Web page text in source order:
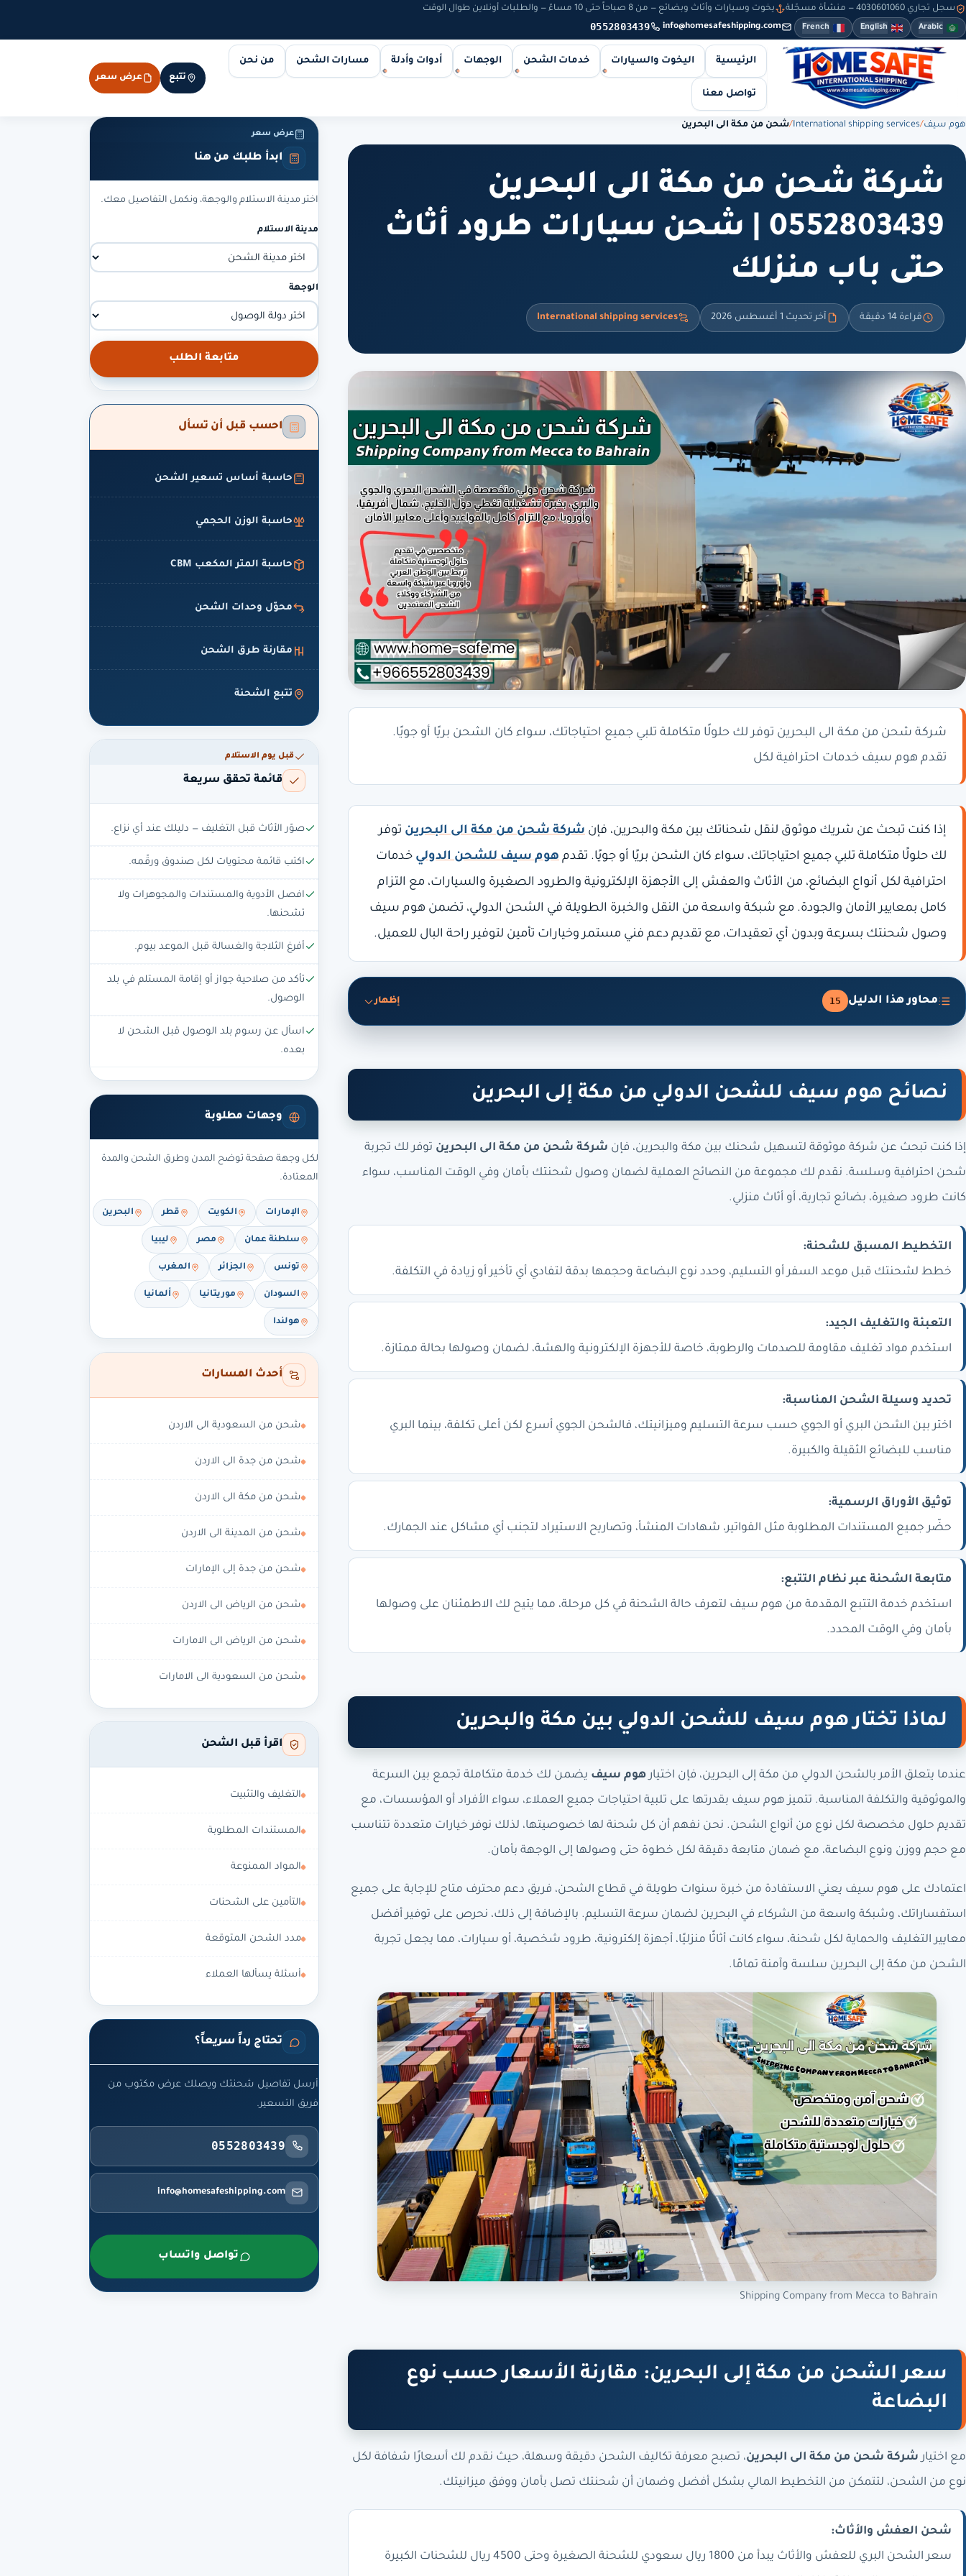
سجل تجاري 4030601060 — منشأة مسجّلة يخوت وسيارات وأثاث وبضائع — من 8 صباحاً حتى 10 مساءً — والطلبات أونلاين طوال الوقت
Arabic
English
French
info@homesafeshipping.com
0552803439
الرئيسية اليخوت والسيارات خدمات الشحن الوجهات أدوات وأدلة مسارات الشحن من نحن
تواصل معنا
تتبع عرض سعر
هوم سيف/
International shipping services
/شحن من مكة الى البحرين
شركة شحن من مكة الى البحرين
0552803439 | شحن سيارات طرود أثاث
حتى باب منزلك
قراءة 14 دقيقة آخر تحديث 1 أغسطس 2026 International shipping services
شركة شحن من مكة الى البحرين توفر لك حلولًا متكاملة تلبي جميع احتياجاتك، سواء كان الشحن بريًا أو جويًا.
تقدم هوم سيف خدمات احترافية لكل
إذا كنت تبحث عن شريك موثوق لنقل شحناتك بين مكة والبحرين، فإن شركة شحن من مكة الى البحرين توفر
لك حلولًا متكاملة تلبي جميع احتياجاتك، سواء كان الشحن بريًا أو جويًا. تقدم هوم سيف للشحن الدولي خدمات
احترافية لكل أنواع البضائع، من الأثاث والعفش إلى الأجهزة الإلكترونية والطرود الصغيرة والسيارات، مع التزام
كامل بمعايير الأمان والجودة. مع شبكة واسعة من النقل والخبرة الطويلة في الشحن الدولي، تضمن هوم سيف
وصول شحنتك بسرعة وبدون أي تعقيدات، مع تقديم دعم فني مستمر وخيارات تأمين لتوفير راحة البال للعميل.
محاور هذا الدليل 15 إظهار
نصائح هوم سيف للشحن الدولي من مكة إلى البحرين
إذا كنت تبحث عن شركة موثوقة لتسهيل شحنك بين مكة والبحرين، فإن شركة شحن من مكة الى البحرين توفر لك تجربة
شحن احترافية وسلسة. نقدم لك مجموعة من النصائح العملية لضمان وصول شحنتك بأمان وفي الوقت المناسب، سواء
كانت طرود صغيرة، بضائع تجارية، أو أثاث منزلي.
التخطيط المسبق للشحنة:
خطط لشحنتك قبل موعد السفر أو التسليم، وحدد نوع البضاعة وحجمها بدقة لتفادي أي تأخير أو زيادة في التكلفة.
التعبئة والتغليف الجيد:
استخدم مواد تغليف مقاومة للصدمات والرطوبة، خاصة للأجهزة الإلكترونية والهشة، لضمان وصولها بحالة ممتازة.
تحديد وسيلة الشحن المناسبة:
اختر بين الشحن البري أو الجوي حسب سرعة التسليم وميزانيتك، فالشحن الجوي أسرع لكن أعلى تكلفة، بينما البري
مناسب للبضائع الثقيلة والكبيرة.
توثيق الأوراق الرسمية:
حضّر جميع المستندات المطلوبة مثل الفواتير، شهادات المنشأ، وتصاريح الاستيراد لتجنب أي مشاكل عند الجمارك.
متابعة الشحنة عبر نظام التتبع:
استخدم خدمة التتبع المقدمة من هوم سيف لتعرف حالة الشحنة في كل مرحلة، مما يتيح لك الاطمئنان على وصولها
بأمان وفي الوقت المحدد.
لماذا تختار هوم سيف للشحن الدولي بين مكة والبحرين
عندما يتعلق الأمر بالشحن الدولي من مكة إلى البحرين، فإن اختيار هوم سيف يضمن لك خدمة متكاملة تجمع بين السرعة
والموثوقية والتكلفة المناسبة. تتميز هوم سيف بقدرتها على تلبية احتياجات جميع العملاء، سواء الأفراد أو المؤسسات، مع
تقديم حلول مخصصة لكل نوع من أنواع الشحن. نحن نفهم أن كل شحنة لها خصوصيتها، لذلك نوفر خيارات متعددة تتناسب
مع حجم ووزن ونوع البضاعة، مع ضمان متابعة دقيقة لكل خطوة حتى وصولها إلى الوجهة بأمان.
اعتمادك على هوم سيف يعني الاستفادة من خبرة سنوات طويلة في قطاع الشحن، فريق دعم محترف متاح للإجابة على جميع
استفساراتك، وشبكة واسعة من الشركاء في البحرين لضمان سرعة التسليم. بالإضافة إلى ذلك، نحرص على توفير أفضل
معايير التغليف والحماية لكل شحنة، سواء كانت أثاثًا منزليًا، أجهزة إلكترونية، طرود شخصية، أو سيارات، مما يجعل تجربة
الشحن من مكة إلى البحرين سلسة وآمنة تمامًا.
Shipping Company from Mecca to Bahrain
سعر الشحن من مكة إلى البحرين: مقارنة الأسعار حسب نوع
البضاعة
مع اختيار شركة شحن من مكة الى البحرين، تصبح معرفة تكاليف الشحن دقيقة وسهلة، حيث نقدم لك أسعارًا شفافة لكل
نوع من الشحن، لتتمكن من التخطيط المالي بشكل أفضل وضمان أن شحنتك تصل بأمان ووفق ميزانيتك.
شحن العفش والأثاث:
سعر الشحن البري للعفش والأثاث يبدأ من 1800 ريال سعودي للشحنة الصغيرة وحتى 4500 ريال للشحنات الكبيرة
عرض سعر
ابدأ طلبك من هنا
اختر مدينة الاستلام والوجهة، ونكمل التفاصيل معك.
مدينة الاستلام
الوجهة
متابعة الطلب
احسب قبل أن تسأل
حاسبة أساس تسعير الشحن
حاسبة الوزن الحجمي
حاسبة المتر المكعب CBM
محوّل وحدات الشحن
مقارنة طرق الشحن
تتبع الشحنة
قبل يوم الاستلام
قائمة تحقق سريعة
صوّر الأثاث قبل التغليف — دليلك عند أي نزاع.
اكتب قائمة محتويات لكل صندوق ورقّمه.
افصل الأدوية والمستندات والمجوهرات ولا
تشحنها.
أفرغ الثلاجة والغسالة قبل الموعد بيوم.
تأكد من صلاحية جواز أو إقامة المستلم في بلد
الوصول.
اسأل عن رسوم بلد الوصول قبل الشحن لا
بعده.
وجهات مطلوبة
لكل وجهة صفحة توضح المدن وطرق الشحن والمدة
المعتادة.
الإمارات الكويت قطر البحرين
سلطنة عمان مصر ليبيا
تونس الجزائر المغرب
السودان موريتانيا ألمانيا
هولندا
أحدث المسارات
شحن من السعودية الى الاردن
شحن من جدة الى الاردن
شحن من مكة الى الاردن
شحن من المدينة الى الاردن
شحن من جدة إلى الإمارات
شحن من الرياض الى الاردن
شحن من الرياض الى الامارات
شحن من السعودية الى الامارات
اقرأ قبل الشحن
التغليف والتثبيت
المستندات المطلوبة
المواد الممنوعة
التأمين على الشحنات
مدد الشحن المتوقعة
أسئلة يسألها العملاء
تحتاج رداً سريعاً؟
أرسل تفاصيل شحنتك ويصلك عرض مكتوب من
فريق التسعير.
0552803439
info@homesafeshipping.com
تواصل واتساب